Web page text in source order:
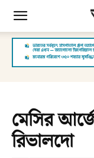
মেসির
রিভালদো